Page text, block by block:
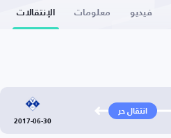
فيديو معلومات الإنتقالات
انتقال حر
2017-06-30